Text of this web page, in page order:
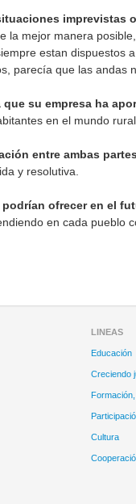
imprevistas
la mejor manera
estan dispuestos a
parecía que las andas
su empresa ha
en el mundo
entre ambas
y resolutiva.
ofrecer en el
en cada pueblo
LINEAS
Educación
Creciendo
Cultura